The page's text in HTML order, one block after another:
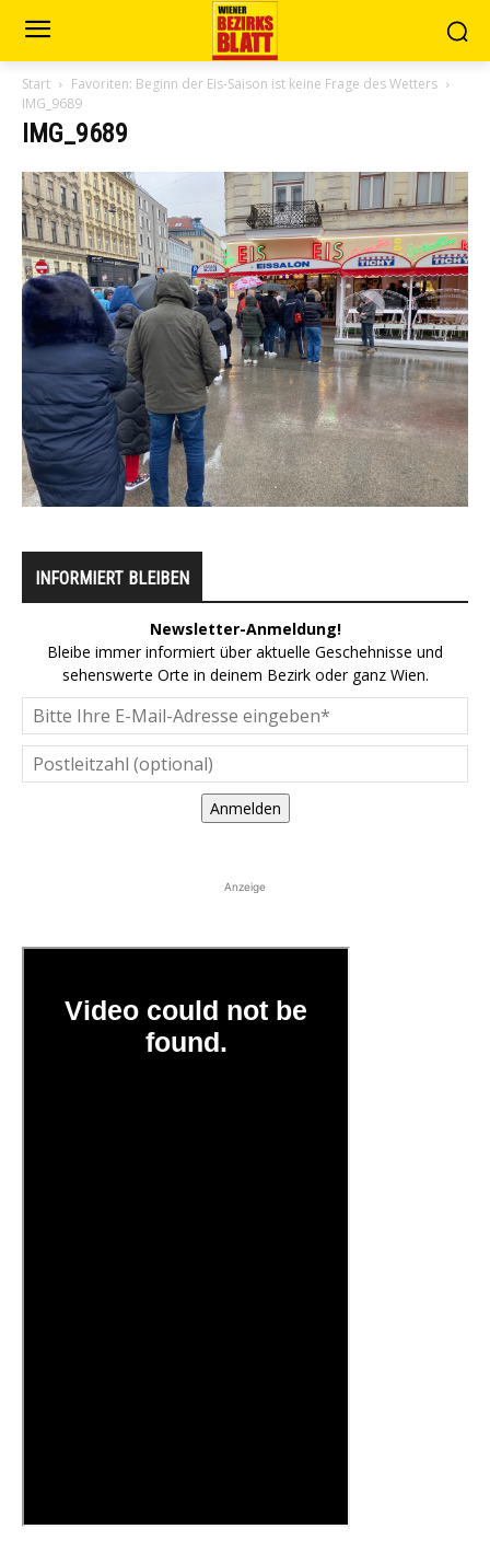
Start
Favoriten: Beginn der Eis-Saison ist keine Frage des Wetters
IMG_9689
IMG_9689
INFORMIERT BLEIBEN
Newsletter-Anmeldung!
Bleibe immer informiert über aktuelle Geschehnisse und
sehenswerte Orte in deinem Bezirk oder ganz Wien.
Anmelden
Anzeige